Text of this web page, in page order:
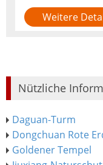
Weitere
Nützliche
Daguan-Turm
Dongchuan Rote
Goldener Tempel